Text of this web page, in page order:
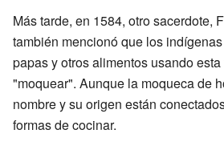
Más tarde, en 1584, otro sacerdote,
también mencionó que los
papas y otros alimentos usando
"moquear". Aunque la moqueca de
nombre y su origen están
formas de cocinar.